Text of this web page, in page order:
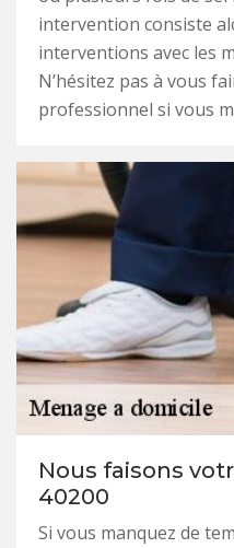
intervention consiste
interventions avec les
N’hésitez pas à vous
professionnel si vous
Nous faisons
40200
Si vous manquez de